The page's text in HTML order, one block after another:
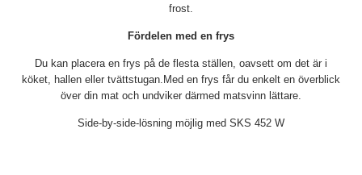
frost.
Fördelen med en frys
Du kan placera en frys på de flesta ställen, oavsett om det är i
köket, hallen eller tvättstugan.Med en frys får du enkelt en överblick
över din mat och undviker därmed matsvinn lättare.
Side-by-side-lösning möjlig med SKS 452 W